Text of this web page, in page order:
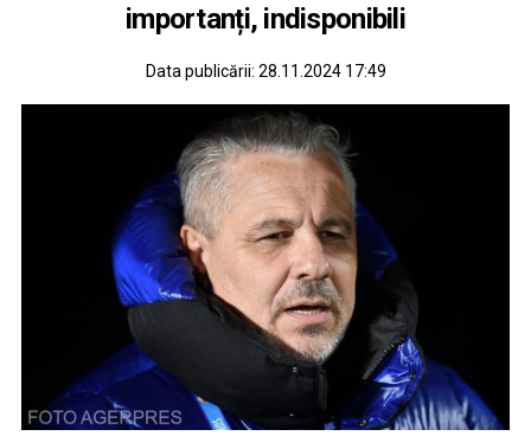
importanți, indisponibili
Data publicării: 28.11.2024 17:49